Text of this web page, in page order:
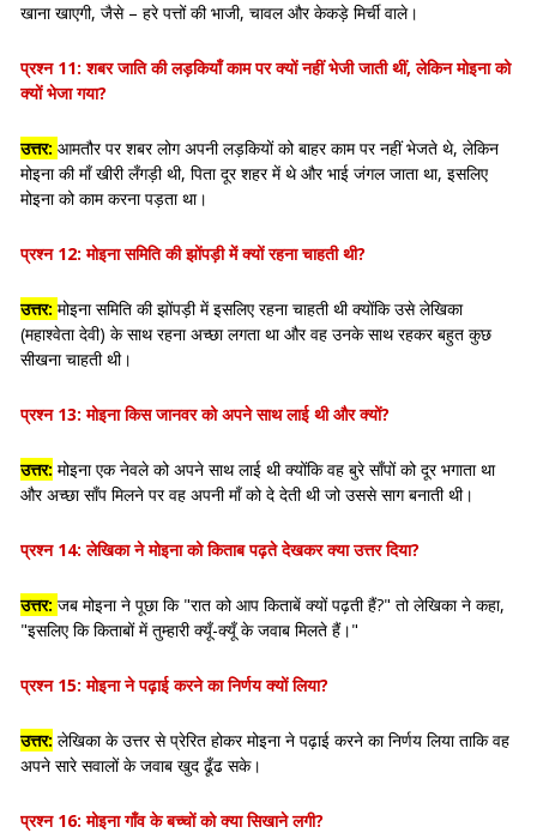
खाना खाएगी, जैसे – हरे पत्तों की भाजी, चावल और केकड़े मिर्ची वाले।
प्रश्न 11: शबर जाति की लड़कियाँ काम पर क्यों नहीं भेजी जाती थीं, लेकिन मोइना को
क्यों भेजा गया?
उत्तर: आमतौर पर शबर लोग अपनी लड़कियों को बाहर काम पर नहीं भेजते थे, लेकिन
मोइना की माँ खीरी लँगड़ी थी, पिता दूर शहर में थे और भाई जंगल जाता था, इसलिए
मोइना को काम करना पड़ता था।
प्रश्न 12: मोइना समिति की झोंपड़ी में क्यों रहना चाहती थी?
उत्तर: मोइना समिति की झोंपड़ी में इसलिए रहना चाहती थी क्योंकि उसे लेखिका
(महाश्वेता देवी) के साथ रहना अच्छा लगता था और वह उनके साथ रहकर बहुत कुछ
सीखना चाहती थी।
प्रश्न 13: मोइना किस जानवर को अपने साथ लाई थी और क्यों?
उत्तर: मोइना एक नेवले को अपने साथ लाई थी क्योंकि वह बुरे साँपों को दूर भगाता था
और अच्छा साँप मिलने पर वह अपनी माँ को दे देती थी जो उससे साग बनाती थी।
प्रश्न 14: लेखिका ने मोइना को किताब पढ़ते देखकर क्या उत्तर दिया?
उत्तर: जब मोइना ने पूछा कि "रात को आप किताबें क्यों पढ़ती हैं?" तो लेखिका ने कहा,
"इसलिए कि किताबों में तुम्हारी क्यूँ-क्यूँ के जवाब मिलते हैं।"
प्रश्न 15: मोइना ने पढ़ाई करने का निर्णय क्यों लिया?
उत्तर: लेखिका के उत्तर से प्रेरित होकर मोइना ने पढ़ाई करने का निर्णय लिया ताकि वह
अपने सारे सवालों के जवाब खुद ढूँढ सके।
प्रश्न 16: मोइना गाँव के बच्चों को क्या सिखाने लगी?